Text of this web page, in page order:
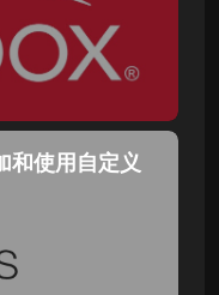
和使用自定义